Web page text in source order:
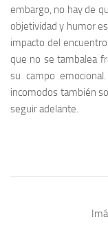
embargo, no hay de
objetividad y humor
impacto del
que no se tambalea
su campo
incomodos también
seguir adelante.